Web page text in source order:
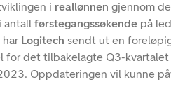
i reallønnen gjennom
antallførstegangssøkende på
Logitechsendt ut en
for det tilbakelagte Q3-
Oppdateringen vil kunne